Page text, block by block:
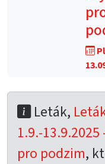
Leták,
1.9.-
pro podzim,